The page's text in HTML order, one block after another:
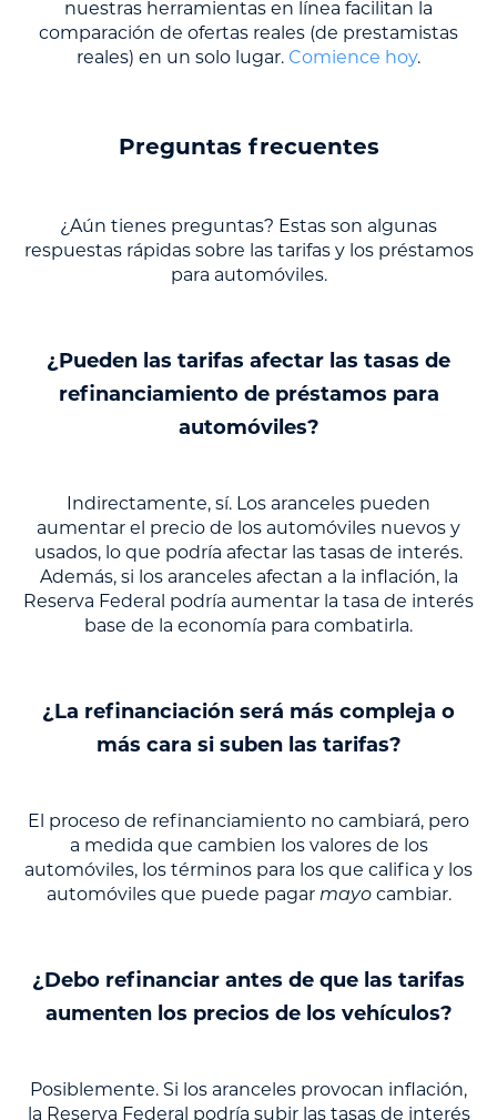
nuestras herramientas en línea facilitan la
comparación de ofertas reales (de prestamistas
reales) en un solo lugar. Comience hoy.
Preguntas frecuentes
¿Aún tienes preguntas? Estas son algunas
respuestas rápidas sobre las tarifas y los préstamos
para automóviles.
¿Pueden las tarifas afectar las tasas de
refinanciamiento de préstamos para
automóviles?
Indirectamente, sí. Los aranceles pueden
aumentar el precio de los automóviles nuevos y
usados, lo que podría afectar las tasas de interés.
Además, si los aranceles afectan a la inflación, la
Reserva Federal podría aumentar la tasa de interés
base de la economía para combatirla.
¿La refinanciación será más compleja o
más cara si suben las tarifas?
El proceso de refinanciamiento no cambiará, pero
a medida que cambien los valores de los
automóviles, los términos para los que califica y los
automóviles que puede pagar mayo cambiar.
¿Debo refinanciar antes de que las tarifas
aumenten los precios de los vehículos?
Posiblemente. Si los aranceles provocan inflación,
la Reserva Federal podría subir las tasas de interés